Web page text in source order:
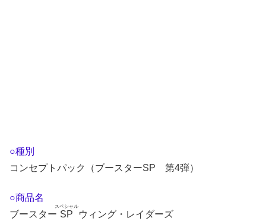
○種別
コンセプトパック（ブースターSP 第4弾）
○商品名
ブースター SP
スペシャル
ウィング・レイダーズ